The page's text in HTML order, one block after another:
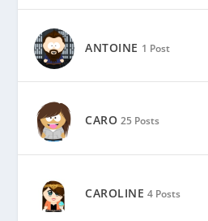
ANTOINE 1 Post
CARO 25 Posts
CAROLINE 4 Posts